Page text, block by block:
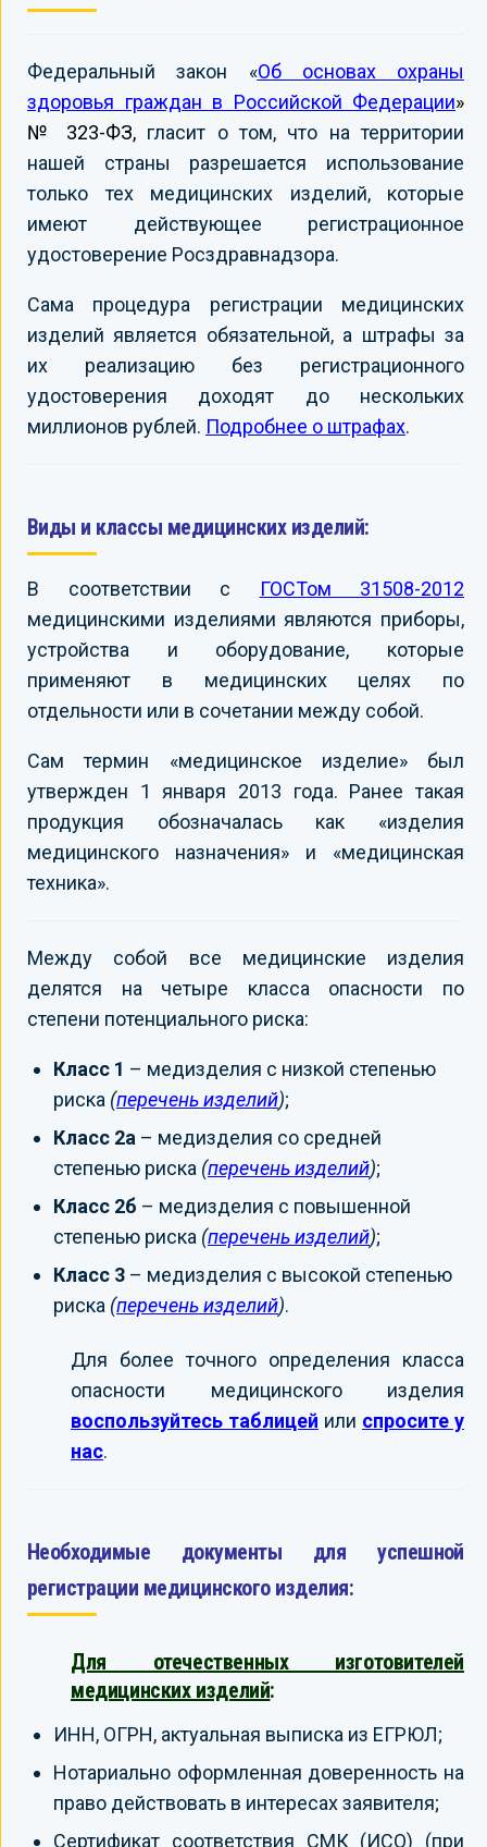
Федеральный закон «Об основах охраны
здоровья граждан в Российской Федерации»
№ 323-ФЗ, гласит о том, что на территории
нашей страны разрешается использование
только тех медицинских изделий, которые
имеют действующее регистрационное
удостоверение Росздравнадзора.
Сама процедура регистрации медицинских
изделий является обязательной, а штрафы за
их реализацию без регистрационного
удостоверения доходят до нескольких
миллионов рублей. Подробнее о штрафах.
Виды и классы медицинских изделий:
В соответствии с
ГОСТом 31508-2012
медицинскими изделиями являются приборы,
устройства и оборудование, которые
применяют в медицинских целях по
отдельности или в сочетании между собой.
Сам термин «медицинское изделие» был
утвержден 1 января 2013 года. Ранее такая
продукция обозначалась как «изделия
медицинского назначения» и «медицинская
техника».
Между собой все медицинские изделия
делятся на четыре класса опасности по
степени потенциального риска:
Класс 1 – медизделия с низкой степенью
риска (перечень изделий);
Класс 2а – медизделия со средней
степенью риска (перечень изделий);
Класс 2б – медизделия с повышенной
степенью риска (перечень изделий);
Класс 3 – медизделия с высокой степенью
риска (перечень изделий).
Для более точного определения класса
опасности медицинского изделия
воспользуйтесь таблицей или спросите у
нас.
Необходимые документы для успешной
регистрации медицинского изделия:
Для отечественных изготовителей
медицинских изделий:
ИНН, ОГРН, актуальная выписка из ЕГРЮЛ;
Нотариально оформленная доверенность на
право действовать в интересах заявителя;
Сертификат соответствия СМК (ИСО) (при